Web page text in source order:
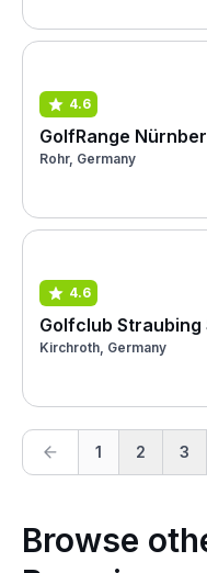
4.6
GolfRange
Rohr, Germany
4.6
Golfclub Straubing
Kirchroth, Germany
1 2 3
Browse